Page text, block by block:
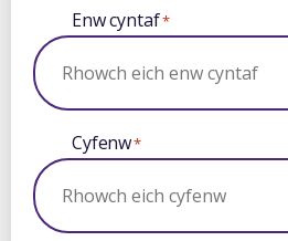
Enw cyntaf*
Cyfenw*